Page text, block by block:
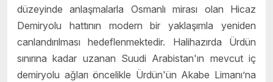
düzeyinde anlaşmalarla Osmanlı mirası olan Hicaz
Demiryolu hattının modern bir yaklaşımla yeniden
canlandırılması hedeflenmektedir. Halihazırda Ürdün
sınırına kadar uzanan Suudi Arabistan'ın mevcut iç
demiryolu ağları öncelikle Ürdün'ün Akabe Limanı’na